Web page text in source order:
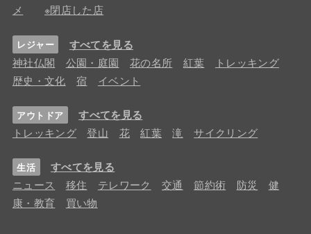
メ
※閉店した店
レジャー すべてを見る
神社仏閣 公園・庭園 花の名所 紅葉
トレッキング
歴史・文化
宿 イベント
アウトドア すべてを見る
トレッキング 登山 花 紅葉 滝 サイクリング
生活 すべてを見る
ニュース 移住 テレワーク 交通 節約術 防災
健
康・教育
買い物